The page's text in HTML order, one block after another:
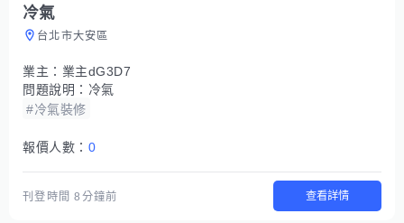
冷氣
台北市大安區
業主： 業主dG3D7
問題說明： 冷氣
#冷氣裝修
報價人數： 0
刊登時間8分鐘前 查看詳情